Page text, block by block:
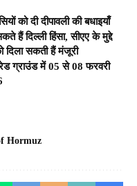
को दी दीपावली की बधाइयाँ
हैं दिल्ली हिंसा, सीएए के मुद्दे
दिला सकती हैं मंजूरी
ग्राउंड में 05 से 08 फरवरी
Hormuz